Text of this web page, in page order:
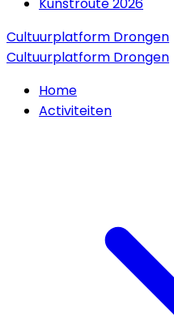
Cultuurplatform Drongen
Cultuurplatform Drongen
Home
Activiteiten